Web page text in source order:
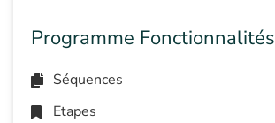
Programme Fonctionnalités
Séquences
Etapes